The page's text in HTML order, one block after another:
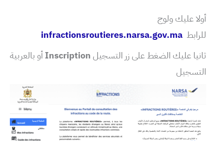
أولا عليك ولوج
للرابط infractionsroutieres.narsa.gov.ma
ثانيا عليك الضغط على زر التسجيلInscriptionأو بالعربية
التسجيل